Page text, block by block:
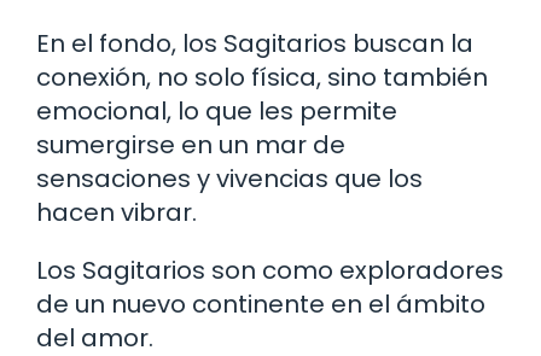
En el fondo, los Sagitarios buscan la
conexión, no solo física, sino también
emocional, lo que les permite
sumergirse en un mar de
sensaciones y vivencias que los
hacen vibrar.
Los Sagitarios son como exploradores
de un nuevo continente en el ámbito
del amor.